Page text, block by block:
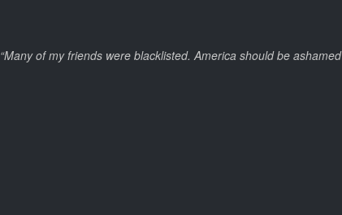
“Many of my friends were blacklisted. America should be ashamed